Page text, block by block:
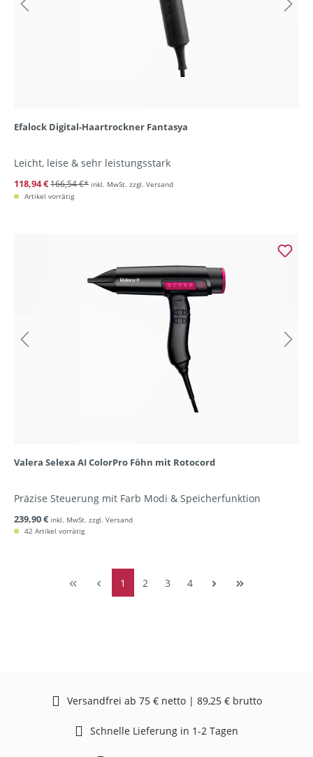
Efalock Digital-Haartrockner Fantasya
Leicht, leise & sehr leistungsstark
118,94 €166,54 €* inkl. MwSt. zzgl. Versand
Artikel vorrätig
Valera Selexa AI ColorPro Föhn mit Rotocord
Präzise Steuerung mit Farb Modi & Speicherfunktion
239,90 € inkl. MwSt. zzgl. Versand
42 Artikel vorrätig
1 2 3 4
Versandfrei ab 75 € netto | 89,25 € brutto
Schnelle Lieferung in 1-2 Tagen